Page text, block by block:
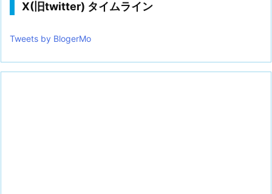
X(旧twitter) タイムライン
Tweets by BlogerMo